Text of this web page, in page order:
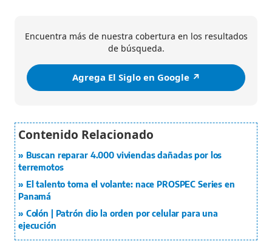
Encuentra más de nuestra cobertura en los resultados
de búsqueda.
Agrega El Siglo en Google ↗️
Buscan reparar 4.000 viviendas dañadas por los
terremotos
El talento toma el volante: nace PROSPEC Series en
Panamá
Colón | Patrón dio la orden por celular para una
ejecución